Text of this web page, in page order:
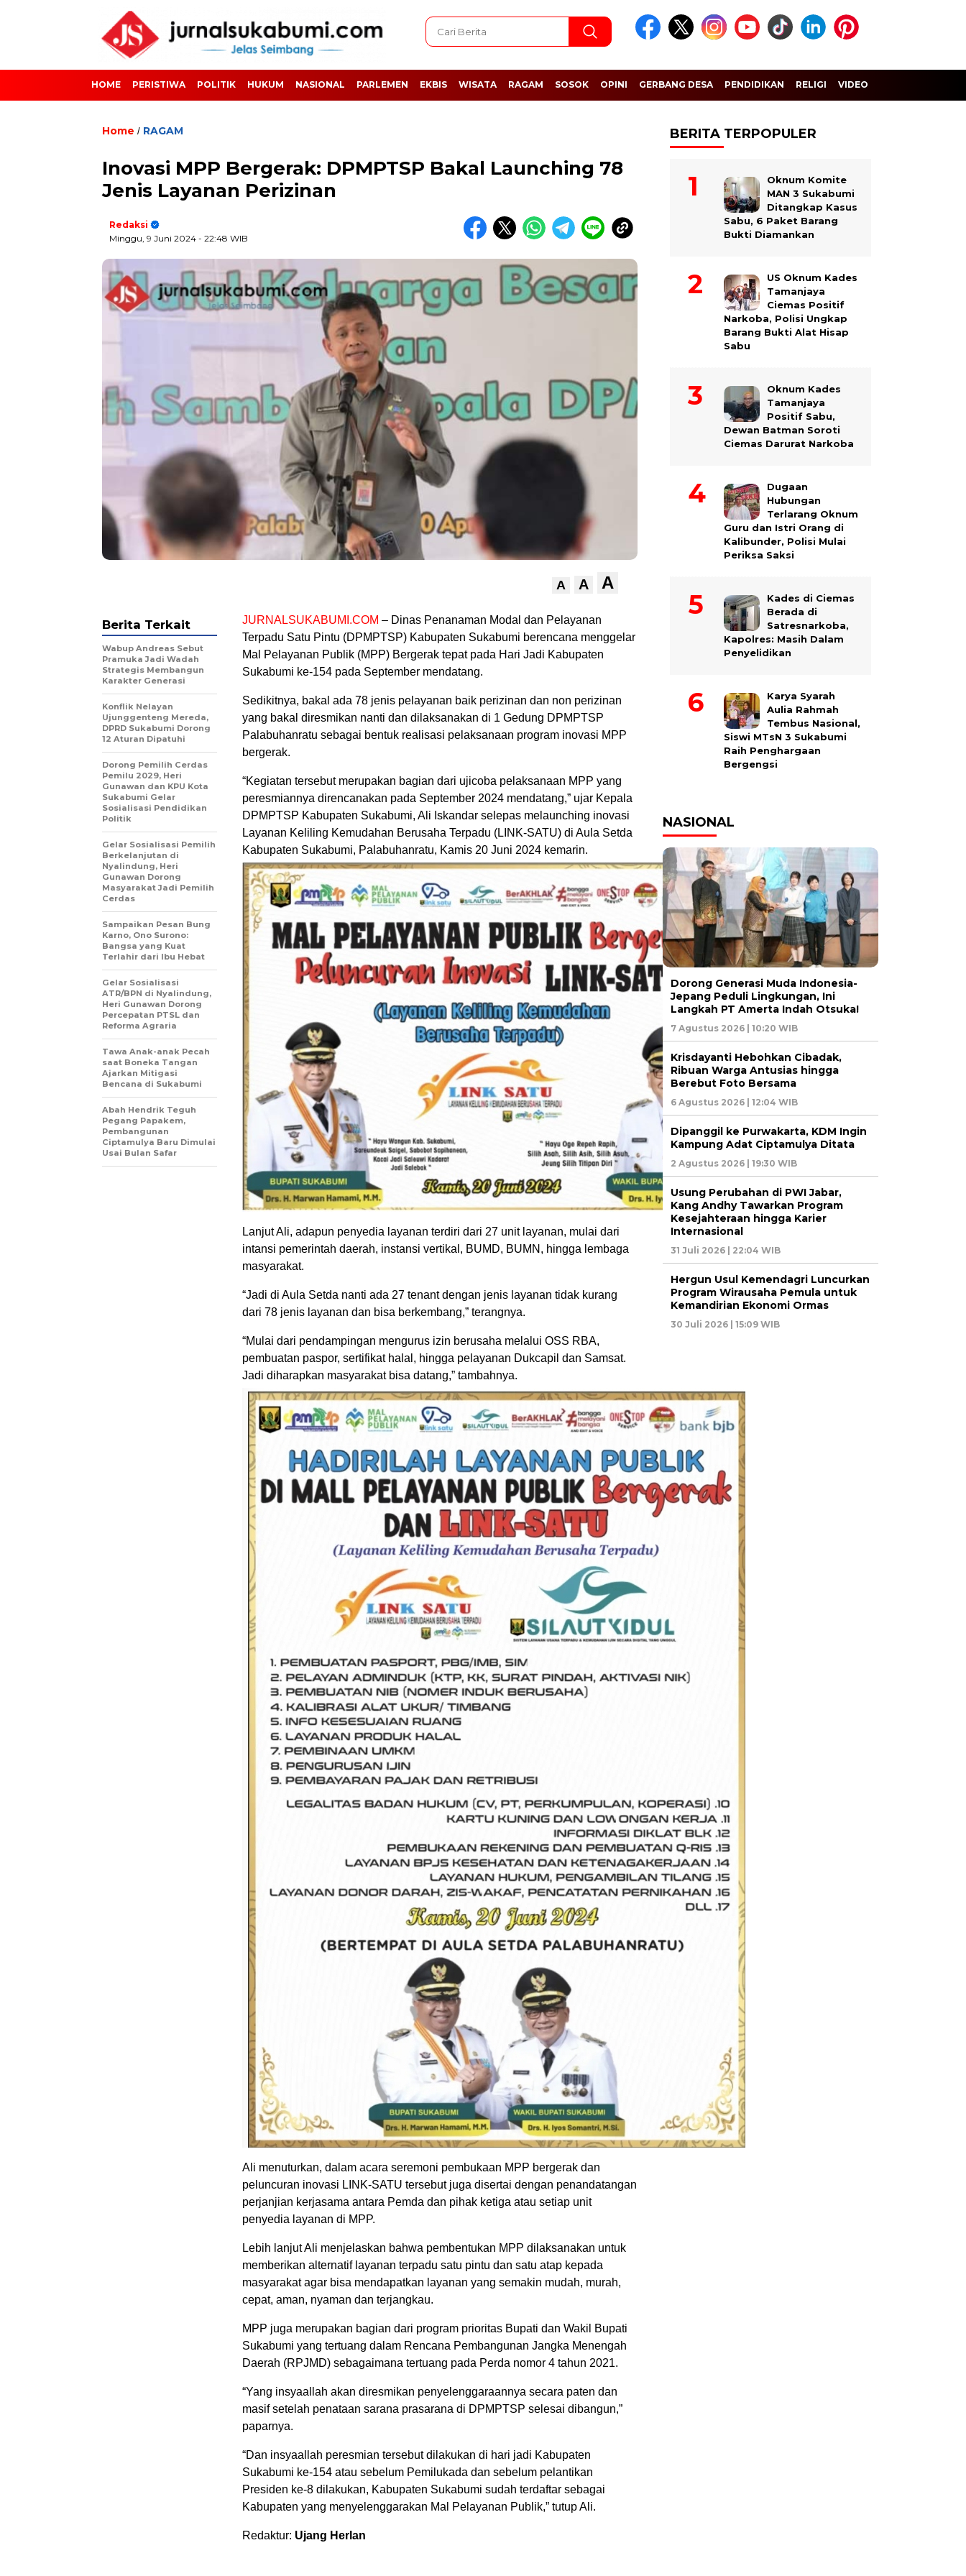
HOME PERISTIWA POLITIK HUKUM NASIONAL PARLEMEN EKBIS WISATA RAGAM SOSOK OPINI GERBANG DESA PENDIDIKAN RELIGI VIDEO
Home / RAGAM
Inovasi MPP Bergerak: DPMPTSP Bakal Launching 78
Jenis Layanan Perizinan
Redaksi
Minggu, 9 Juni 2024 - 22:48 WIB
A A A
JURNALSUKABUMI.COM – Dinas Penanaman Modal dan Pelayanan
Terpadu Satu Pintu (DPMPTSP) Kabupaten Sukabumi berencana menggelar
Mal Pelayanan Publik (MPP) Bergerak tepat pada Hari Jadi Kabupaten
Sukabumi ke-154 pada September mendatang.
Sedikitnya, bakal ada 78 jenis pelayanan baik perizinan dan non perizinan
yang bakal diresmikan nanti dan dilaksanakan di 1 Gedung DPMPTSP
Palabuhanratu sebagai bentuk realisasi pelaksanaan program inovasi MPP
bergerak.
“Kegiatan tersebut merupakan bagian dari ujicoba pelaksanaan MPP yang
peresmiannya direncanakan pada September 2024 mendatang,” ujar Kepala
DPMPTSP Kabupaten Sukabumi, Ali Iskandar selepas melaunching inovasi
Layanan Keliling Kemudahan Berusaha Terpadu (LINK-SATU) di Aula Setda
Kabupaten Sukabumi, Palabuhanratu, Kamis 20 Juni 2024 kemarin.
Lanjut Ali, adapun penyedia layanan terdiri dari 27 unit layanan, mulai dari
intansi pemerintah daerah, instansi vertikal, BUMD, BUMN, hingga lembaga
masyarakat.
“Jadi di Aula Setda nanti ada 27 tenant dengan jenis layanan tidak kurang
dari 78 jenis layanan dan bisa berkembang,” terangnya.
“Mulai dari pendampingan mengurus izin berusaha melalui OSS RBA,
pembuatan paspor, sertifikat halal, hingga pelayanan Dukcapil dan Samsat.
Jadi diharapkan masyarakat bisa datang,” tambahnya.
Ali menuturkan, dalam acara seremoni pembukaan MPP bergerak dan
peluncuran inovasi LINK-SATU tersebut juga disertai dengan penandatangan
perjanjian kerjasama antara Pemda dan pihak ketiga atau setiap unit
penyedia layanan di MPP.
Lebih lanjut Ali menjelaskan bahwa pembentukan MPP dilaksanakan untuk
memberikan alternatif layanan terpadu satu pintu dan satu atap kepada
masyarakat agar bisa mendapatkan layanan yang semakin mudah, murah,
cepat, aman, nyaman dan terjangkau.
MPP juga merupakan bagian dari program prioritas Bupati dan Wakil Bupati
Sukabumi yang tertuang dalam Rencana Pembangunan Jangka Menengah
Daerah (RPJMD) sebagaimana tertuang pada Perda nomor 4 tahun 2021.
“Yang insyaallah akan diresmikan penyelenggaraannya secara paten dan
masif setelah penataan sarana prasarana di DPMPTSP selesai dibangun,”
paparnya.
“Dan insyaallah peresmian tersebut dilakukan di hari jadi Kabupaten
Sukabumi ke-154 atau sebelum Pemilukada dan sebelum pelantikan
Presiden ke-8 dilakukan, Kabupaten Sukabumi sudah terdaftar sebagai
Kabupaten yang menyelenggarakan Mal Pelayanan Publik,” tutup Ali.
Redaktur: Ujang Herlan
Berita Terkait
Wabup Andreas Sebut
Pramuka Jadi Wadah
Strategis Membangun
Karakter Generasi ‎
Konflik Nelayan
Ujunggenteng Mereda,
DPRD Sukabumi Dorong
12 Aturan Dipatuhi
Dorong Pemilih Cerdas
Pemilu 2029, Heri
Gunawan dan KPU Kota
Sukabumi Gelar
Sosialisasi Pendidikan
Politik
Gelar Sosialisasi Pemilih
Berkelanjutan di
Nyalindung, Heri
Gunawan Dorong
Masyarakat Jadi Pemilih
Cerdas
Sampaikan Pesan Bung
Karno, Ono Surono:
Bangsa yang Kuat
Terlahir dari Ibu Hebat
Gelar Sosialisasi
ATR/BPN di Nyalindung,
Heri Gunawan Dorong
Percepatan PTSL dan
Reforma Agraria
Tawa Anak-anak Pecah
saat Boneka Tangan
Ajarkan Mitigasi
Bencana di Sukabumi
Abah Hendrik Teguh
Pegang Papakem,
Pembangunan
Ciptamulya Baru Dimulai
Usai Bulan Safar
BERITA TERPOPULER
Oknum Komite
MAN 3 Sukabumi
Ditangkap Kasus
Sabu, 6 Paket Barang
Bukti Diamankan
US Oknum Kades
Tamanjaya
Ciemas Positif
Narkoba, Polisi Ungkap
Barang Bukti Alat Hisap
Sabu
Oknum Kades
Tamanjaya
Positif Sabu,
Dewan Batman Soroti
Ciemas Darurat Narkoba
Dugaan
Hubungan
Terlarang Oknum
Guru dan Istri Orang di
Kalibunder, Polisi Mulai
Periksa Saksi
Kades di Ciemas
Berada di
Satresnarkoba,
Kapolres: Masih Dalam
Penyelidikan
Karya Syarah
Aulia Rahmah
Tembus Nasional,
Siswi MTsN 3 Sukabumi
Raih Penghargaan
Bergengsi
NASIONAL
Dorong Generasi Muda Indonesia-
Jepang Peduli Lingkungan, Ini
Langkah PT Amerta Indah Otsuka!
7 Agustus 2026 | 10:20 WIB
Krisdayanti Hebohkan Cibadak,
Ribuan Warga Antusias hingga
Berebut Foto Bersama
6 Agustus 2026 | 12:04 WIB
Dipanggil ke Purwakarta, KDM Ingin
Kampung Adat Ciptamulya Ditata
2 Agustus 2026 | 19:30 WIB
Usung Perubahan di PWI Jabar,
Kang Andhy Tawarkan Program
Kesejahteraan hingga Karier
Internasional
31 Juli 2026 | 22:04 WIB
Hergun Usul Kemendagri Luncurkan
Program Wirausaha Pemula untuk
Kemandirian Ekonomi Ormas
30 Juli 2026 | 15:09 WIB